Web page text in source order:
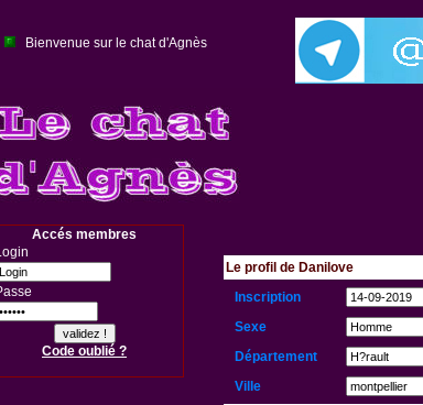
Bienvenue sur le chat d'Agnès
Accés membres
Code oublié ?
Le profil de Danilove
Inscription
Sexe
Département
Ville